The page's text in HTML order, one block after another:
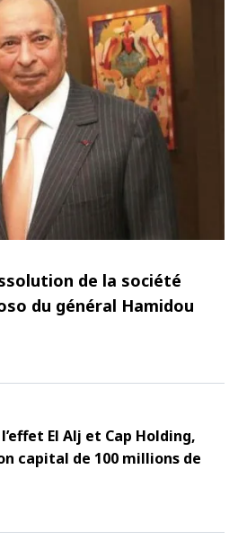
de la société
du général Hamidou
El Alj et Cap Holding,
capital de 100 millions de